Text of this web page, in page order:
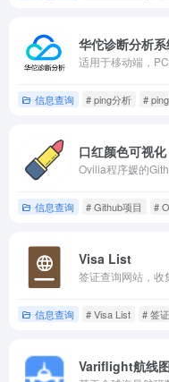
华佗诊断分析
信息查询 # ping分析 #
口红颜色可视化
信息查询 # Github项目 #
Visa List
信息查询 # Visa List # 签
Variflight航线图